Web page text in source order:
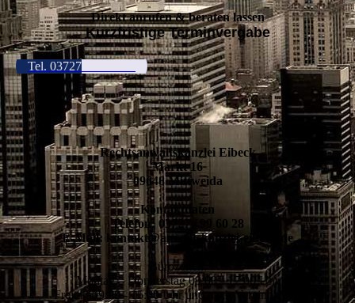
Direkt anrufen & beraten lassen
Kurzfristige Terminvergabe
Tel. 03727 / 99 60 28
Rechtsanwaltskanzlei Eibeck
Markt 16
09648 Mittweida
Kontaktdaten
Telefon: 03727 / 99 60 28
E-Mail: kontakt@anwaltskanzlei-eibeck.de
Bürozeiten:
Montag – Donnerstag 09:00 - 17:00 Uhr
Freitag 09:00 - 15:00 Uhr und nach Vereinbarung